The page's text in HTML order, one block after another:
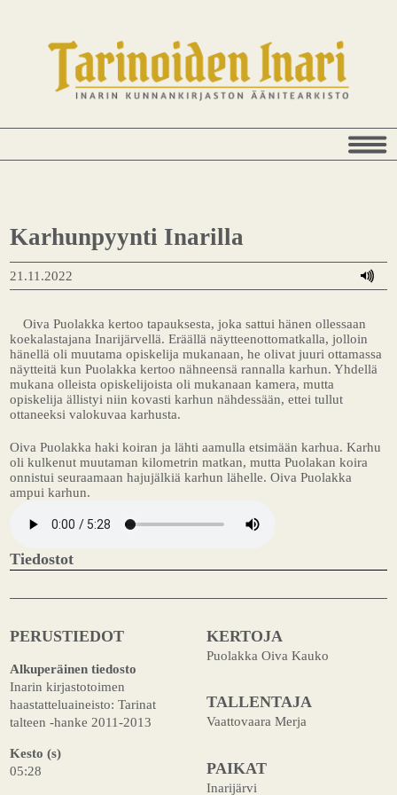
Karhunpyynti Inarilla
21.11.2022
Oiva Puolakka kertoo tapauksesta, joka sattui hänen ollessaan
koekalastajana Inarijärvellä. Eräällä näytteenottomatkalla, jolloin
hänellä oli muutama opiskelija mukanaan, he olivat juuri ottamassa
näytteitä kun Puolakka kertoo nähneensä rannalla karhun. Yhdellä
mukana olleista opiskelijoista oli mukanaan kamera, mutta
opiskelija ällistyi niin kovasti karhun nähdessään, ettei tullut
ottaneeksi valokuvaa karhusta.
Oiva Puolakka haki koiran ja lähti aamulla etsimään karhua. Karhu
oli kulkenut muutaman kilometrin matkan, mutta Puolakan koira
onnistui seuraamaan hajujälkiä karhun lähelle. Oiva Puolakka
ampui karhun.
Tiedostot
PERUSTIEDOT
Alkuperäinen tiedosto
Inarin kirjastotoimen
haastatteluaineisto: Tarinat
talteen -hanke 2011-2013
Kesto (s)
05:28
KERTOJA
Puolakka Oiva Kauko
TALLENTAJA
Vaattovaara Merja
PAIKAT
Inarijärvi